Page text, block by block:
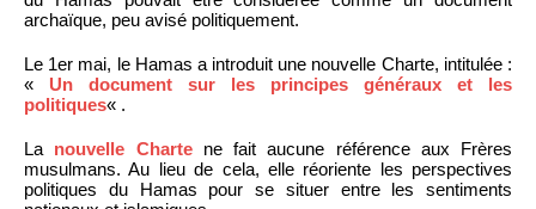
archaïque, peu avisé politiquement.
Le 1er mai, le Hamas a introduit une nouvelle Charte, intitulée :
« Un document sur les principes généraux et les
politiques« .
La nouvelle Chartene fait aucune référence aux Frères
musulmans. Au lieu de cela, elle réoriente les perspectives
politiques du Hamas pour se situer entre les sentiments